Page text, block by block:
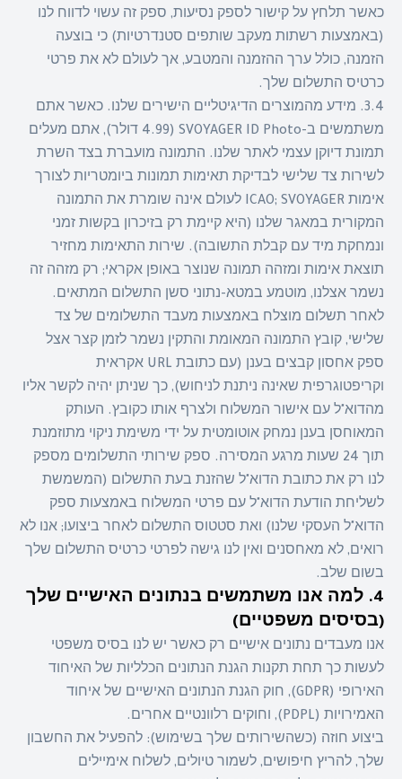
כאשר תלחץ על קישור לספק נסיעות, ספק זה עשוי לדווח לנו
(באמצעות רשתות מעקב שותפים סטנדרטיות) כי בוצעה
הזמנה, כולל ערך ההזמנה והמטבע, אך לעולם לא את פרטי
כרטיס התשלום שלך.
3.4. מידע מהמוצרים הדיגיטליים הישירים שלנו. כאשר אתם
משתמשים ב-SVOYAGER ID Photo (4.99 דולר), אתם מעלים
תמונת דיוקן עצמי לאתר שלנו. התמונה מועברת בצד השרת
לשירות צד שלישי לבדיקת תאימות תמונות ביומטריות לצורך
אימות ICAO; SVOYAGER לעולם אינה שומרת את התמונה
המקורית במאגר שלנו (היא קיימת רק בזיכרון בקשות זמני
ונמחקת מיד עם קבלת התשובה). שירות התאימות מחזיר
תוצאת אימות ומזהה תמונה שנוצר באופן אקראי; רק מזהה זה
נשמר אצלנו, מוטמע במטא-נתוני סשן התשלום המתאים.
לאחר תשלום מוצלח באמצעות מעבד התשלומים של צד
שלישי, קובץ התמונה המאומת והתקין נשמר לזמן קצר אצל
ספק אחסון קבצים בענן (עם כתובת URL אקראית
וקריפטוגרפית שאינה ניתנת לניחוש), כך שניתן יהיה לקשר אליו
מהדוא"ל עם אישור המשלוח ולצרף אותו כקובץ. העותק
המאוחסן בענן נמחק אוטומטית על ידי משימת ניקוי מתוזמנת
תוך 24 שעות מרגע המסירה. ספק שירותי התשלומים מספק
לנו רק את כתובת הדוא"ל שהזנת בעת התשלום (המשמשת
לשליחת הודעת הדוא"ל עם פרטי המשלוח באמצעות ספק
הדוא"ל העסקי שלנו) ואת סטטוס התשלום לאחר ביצועו; אנו לא
רואים, לא מאחסנים ואין לנו גישה לפרטי כרטיס התשלום שלך
בשום שלב.
4. למה אנו משתמשים בנתונים האישיים שלך
(בסיסים משפטיים)
אנו מעבדים נתונים אישיים רק כאשר יש לנו בסיס משפטי
לעשות כך תחת תקנות הגנת הנתונים הכלליות של האיחוד
האירופי (GDPR), חוק הגנת הנתונים האישיים של איחוד
האמירויות (PDPL), וחוקים רלוונטיים אחרים.
ביצוע חוזה (כשהשירותים שלך בשימוש): להפעיל את החשבון
שלך, להריץ חיפושים, לשמור טיולים, לשלוח אימיילים